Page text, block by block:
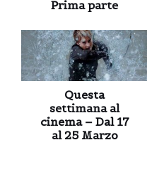
Prima parte
Questa
settimana al
cinema – Dal 17
al 25 Marzo